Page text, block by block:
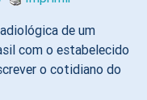
de um
com o estabelecido
o cotidiano do